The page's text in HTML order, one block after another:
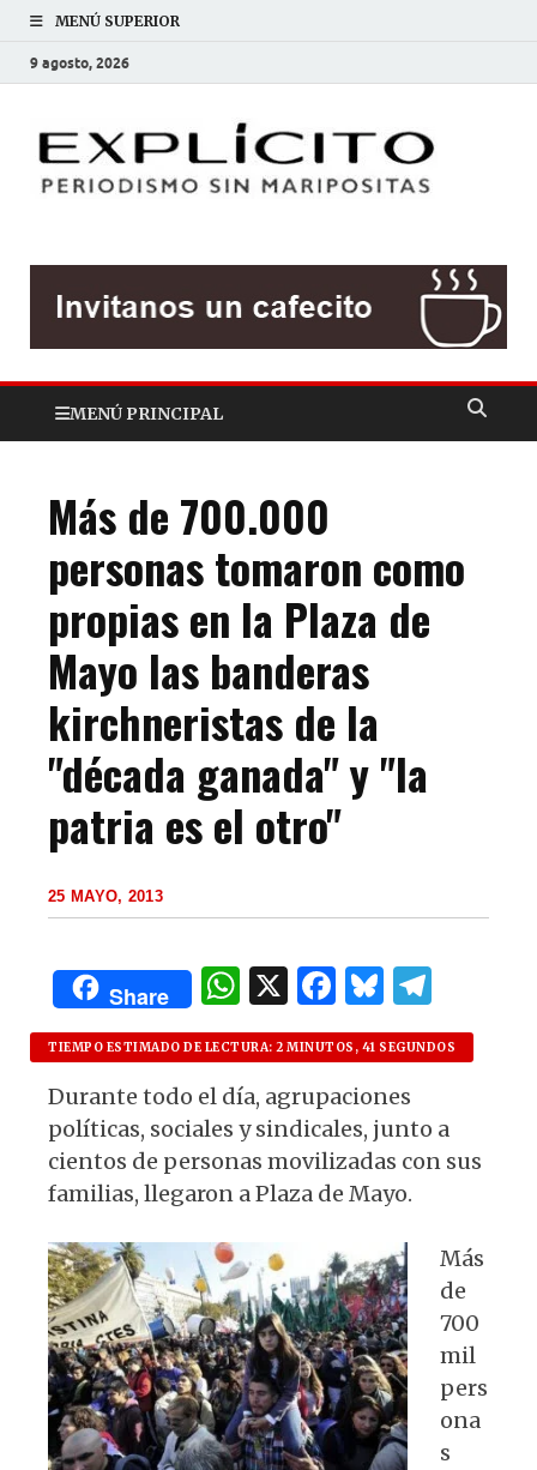
MENÚ SUPERIOR
9 agosto, 2026
MENÚ PRINCIPAL
Más de 700.000
personas tomaron como
propias en la Plaza de
Mayo las banderas
kirchneristas de la
"década ganada" y "la
patria es el otro"
25 MAYO, 2013
Share
W
h
at
s
A
p
p
X F
a
c
e
b
o
o
k
B
lu
es
k
y
el
e
ra
m
TIEMPO ESTIMADO DE LECTURA: 2 MINUTOS, 41 SEGUNDOS
Durante todo el día, agrupaciones
políticas, sociales y sindicales, junto a
cientos de personas movilizadas con sus
familias, llegaron a Plaza de Mayo.
Más
de
700
mil
pers
ona
s